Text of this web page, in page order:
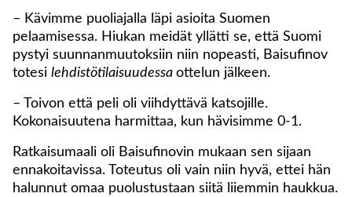
– Kävimme puoliajalla läpi asioita Suomen
pelaamisessa. Hiukan meidät yllätti se, että Suomi
pystyi suunnanmuutoksiin niin nopeasti, Baisufinov
totesi lehdistötilaisuudessa ottelun jälkeen.
– Toivon että peli oli viihdyttävä katsojille.
Kokonaisuutena harmittaa, kun hävisimme 0-1.
Ratkaisumaali oli Baisufinovin mukaan sen sijaan
ennakoitavissa. Toteutus oli vain niin hyvä, ettei hän
halunnut omaa puolustustaan siitä liiemmin haukkua.